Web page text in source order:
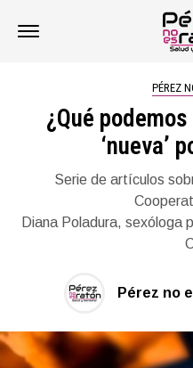
PÉREZ
¿Qué
‘nueva’
Serie de artículos
Diana Poladura, sexóloga
Pérez no